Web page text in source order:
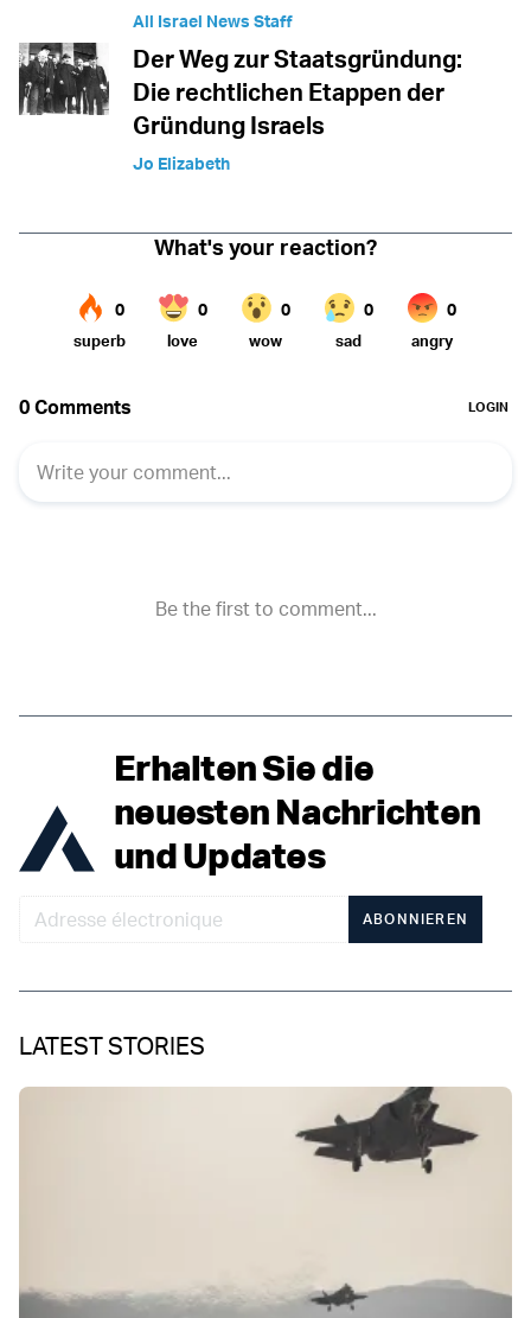
All Israel News Staff
Der Weg zur Staatsgründung:
Die rechtlichen Etappen der
Gründung Israels
Jo Elizabeth
Erhalten Sie die
neuesten Nachrichten
und Updates
ABONNIEREN
LATEST STORIES